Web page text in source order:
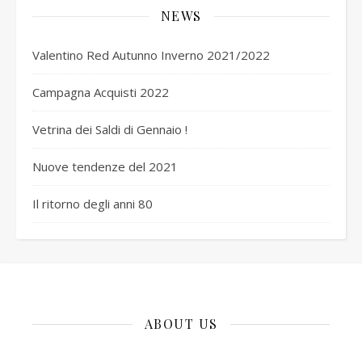
NEWS
Valentino Red Autunno Inverno 2021/2022
Campagna Acquisti 2022
Vetrina dei Saldi di Gennaio !
Nuove tendenze del 2021
Il ritorno degli anni 80
ABOUT US